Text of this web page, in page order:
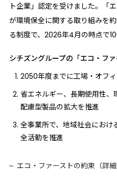
ト企業」認定を受けました。「
が環境保全に関する取り組みを
る制度で、2026年4月の時点で
シチズングループの 「エコ・フ
2050年度までに工場・オフ
省エネルギー、長期使用性
配慮型製品の拡大を推進
全事業所で、地域社会におけ
全活動を推進
エコ・ファーストの約束（詳